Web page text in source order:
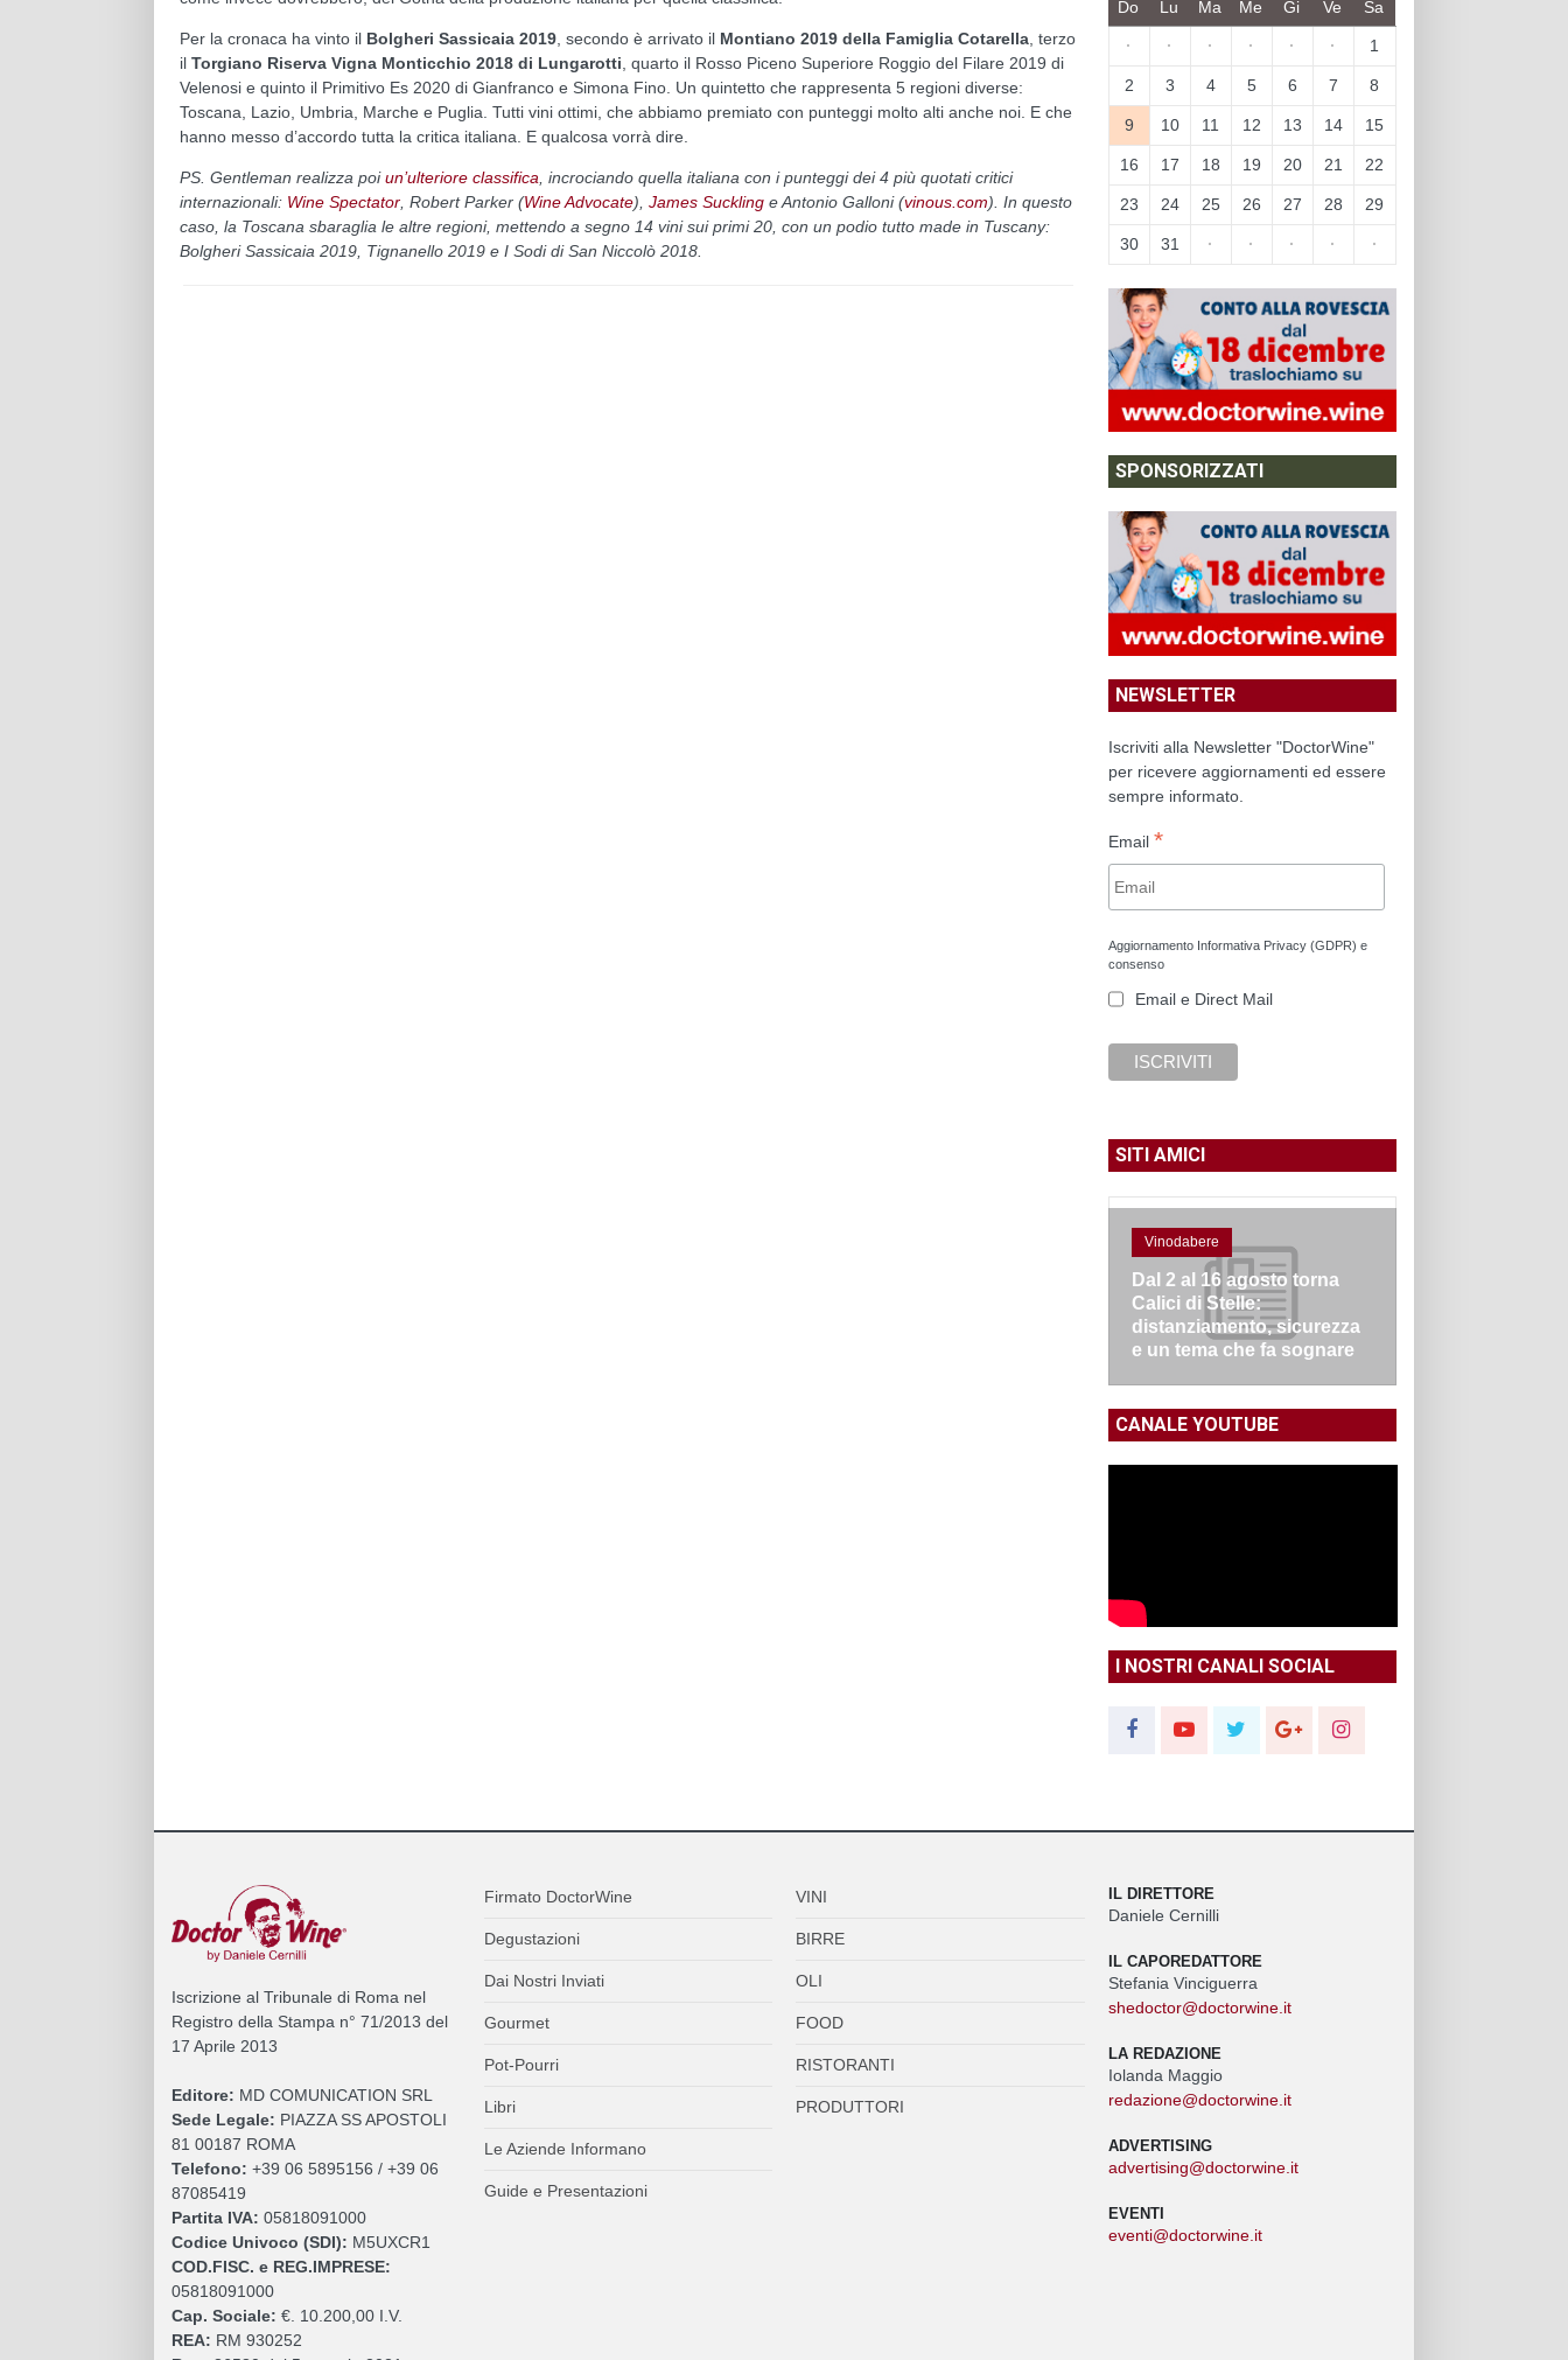
Per la cronaca ha vinto il Bolgheri Sassicaia 2019 , secondo è arrivato il Montiano 2019 della Famiglia Cotarella , terzo
il Torgiano Riserva Vigna Monticchio 2018 di Lungarotti , quarto il Rosso Piceno Superiore Roggio del Filare 2019 di
Velenosi e quinto il Primitivo Es 2020 di Gianfranco e Simona Fino. Un quintetto che rappresenta 5 regioni diverse:
Toscana, Lazio, Umbria, Marche e Puglia. Tutti vini ottimi, che abbiamo premiato con punteggi molto alti anche noi. E che
hanno messo d’accordo tutta la critica italiana. E qualcosa vorrà dire.
PS. Gentleman realizza poiun’ulteriore classifica , incrociando quella italiana con i punteggi dei 4 più quotati critici
internazionali: Wine Spectator , Robert Parker (Wine Advocate), James Suckling e Antonio Galloni (vinous.com). In questo
caso, la Toscana sbaraglia le altre regioni, mettendo a segno 14 vini sui primi 20, con un podio tutto made in Tuscany:
Bolgheri Sassicaia 2019, Tignanello 2019 e I Sodi di San Niccolò 2018.
Do Lu Ma Me Gi Ve Sa
· · · · · · 1
2 3 4 5 6 7 8
9 10 11 12 13 14 15
16 17 18 19 20 21 22
23 24 25 26 27 28 29
30 31 · · · · ·
SPONSORIZZATI
NEWSLETTER
Iscriviti alla Newsletter "DoctorWine"
per ricevere aggiornamenti ed essere
sempre informato.
Email *
Aggiornamento Informativa Privacy (GDPR) e
consenso
Email e Direct Mail
SITI AMICI
Vinodabere
Dal 2 al 16 agosto torna
Calici di Stelle:
distanziamento, sicurezza
e un tema che fa sognare
CANALE YOUTUBE
I NOSTRI CANALI SOCIAL
Iscrizione al Tribunale di Roma nel
Registro della Stampa n° 71/2013 del
17 Aprile 2013
Editore: MD COMUNICATION SRL
Sede Legale: PIAZZA SS APOSTOLI
81 00187 ROMA
Telefono: +39 06 5895156 / +39 06
87085419
Partita IVA: 05818091000
Codice Univoco (SDI): M5UXCR1
COD.FISC. e REG.IMPRESE:
05818091000
Cap. Sociale: €. 10.200,00 I.V.
REA: RM 930252
Firmato DoctorWine
Degustazioni
Dai Nostri Inviati
Gourmet
Pot-Pourri
Libri
Le Aziende Informano
Guide e Presentazioni
VINI
BIRRE
OLI
FOOD
RISTORANTI
PRODUTTORI
IL DIRETTORE
Daniele Cernilli
IL CAPOREDATTORE
Stefania Vinciguerra
shedoctor@doctorwine.it
LA REDAZIONE
Iolanda Maggio
redazione@doctorwine.it
ADVERTISING
advertising@doctorwine.it
EVENTI
eventi@doctorwine.it